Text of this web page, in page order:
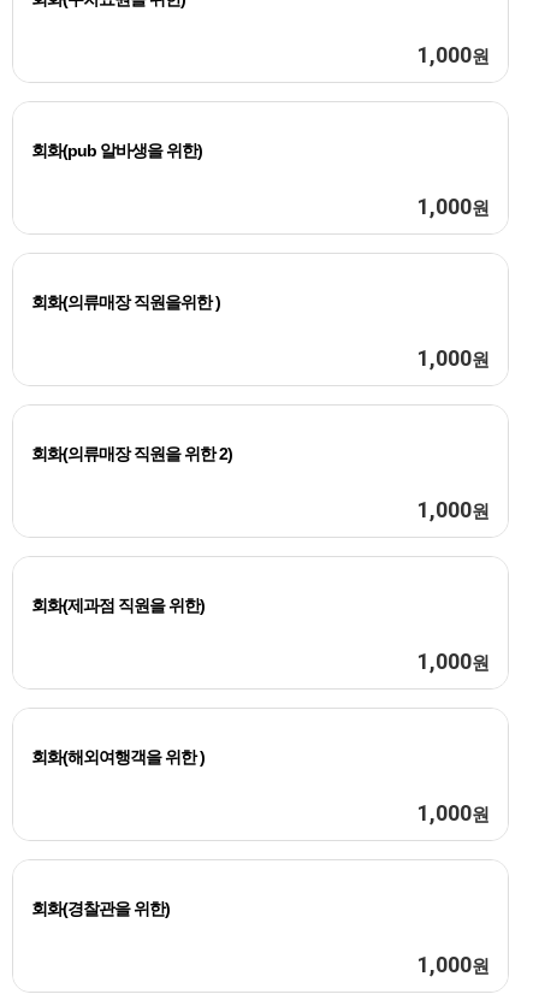
1,000원
회화(pub 알바생을 위한)
1,000원
회화(의류매장 직원을위한 )
1,000원
회화(의류매장 직원을 위한 2)
1,000원
회화(제과점 직원을 위한)
1,000원
회화(해외여행객을 위한 )
1,000원
회화(경찰관을 위한)
1,000원